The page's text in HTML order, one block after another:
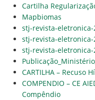
Cartilha
Mapbiomas
stj-revista-eletronica-
stj-revista-eletronica-
stj-revista-eletronica-
CARTILHA – Recuso
COMPENDIO – CE
Compêndio